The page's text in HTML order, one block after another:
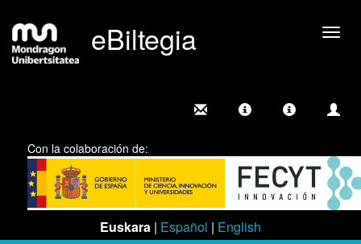
eBiltegia
Con la colaboración de:
Euskara | Español | English